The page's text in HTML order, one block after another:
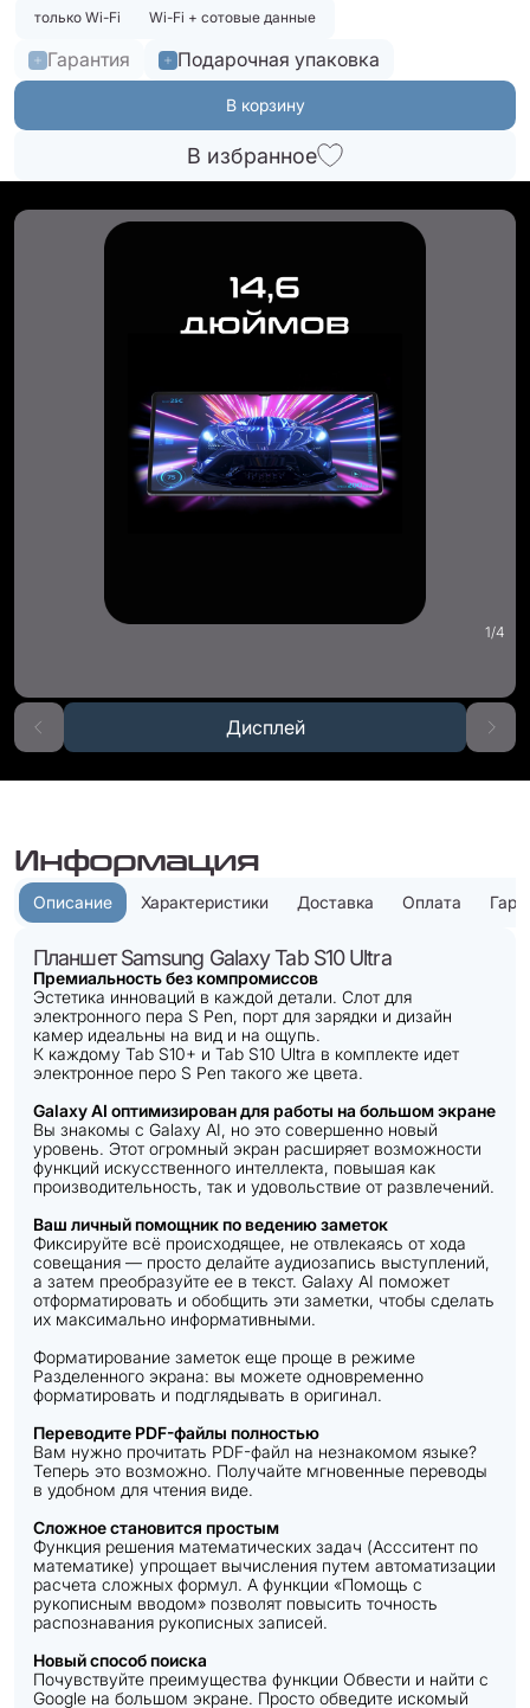
только Wi-Fi Wi-Fi + сотовые данные
Гарантия Подарочная упаковка
В корзину
В избранное
1/4
Дисплей
Информация
Описание Характеристики Доставка Оплата
Планшет Samsung Galaxy Tab S10 Ultra
Премиальность без компромиссов
Эстетика инноваций в каждой детали. Слот для
электронного пера S Pen, порт для зарядки и дизайн
камер идеальны на вид и на ощупь.
К каждому Tab S10+ и Tab S10 Ultra в комплекте идет
электронное перо S Pen такого же цвета.
Galaxy AI оптимизирован для работы на большом экране
Вы знакомы с Galaxy AI, но это совершенно новый
уровень. Этот огромный экран расширяет возможности
функций искусственного интеллекта, повышая как
производительность, так и удовольствие от развлечений.
Ваш личный помощник по ведению заметок
Фиксируйте всё происходящее, не отвлекаясь от хода
совещания — просто делайте аудиозапись выступлений,
а затем преобразуйте ее в текст. Galaxy AI поможет
отформатировать и обобщить эти заметки, чтобы сделать
их максимально информативными.
Форматирование заметок еще проще в режиме
Разделенного экрана: вы можете одновременно
форматировать и подглядывать в оригинал.
Переводите PDF-файлы полностью
Вам нужно прочитать PDF-файл на незнакомом языке?
Теперь это возможно. Получайте мгновенные переводы
в удобном для чтения виде.
Сложное становится простым
Функция решения математических задач (Ассситент по
математике) упрощает вычисления путем автоматизации
расчета сложных формул. А функции «Помощь с
рукописным вводом» позволят повысить точность
распознавания рукописных записей.
Новый способ поиска
Почувствуйте преимущества функции Обвести и найти c
Google на большом экране. Просто обведите искомый